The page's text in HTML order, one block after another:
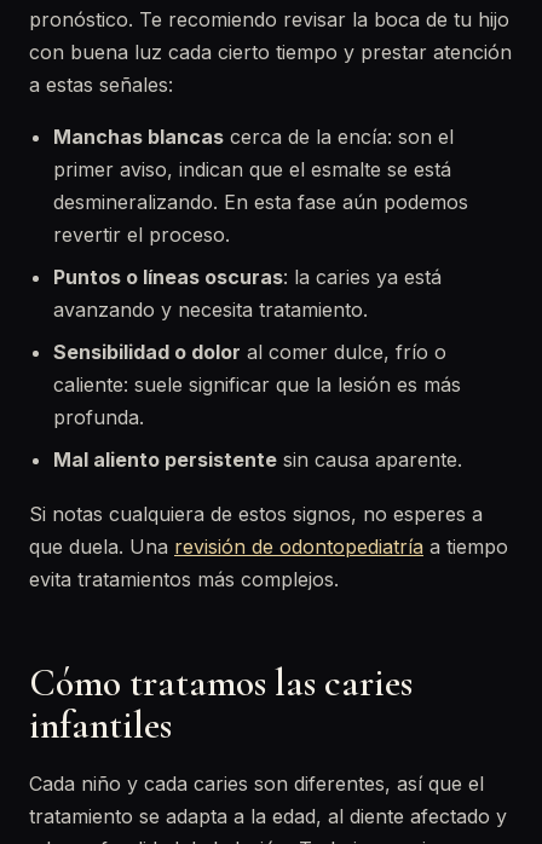
pronóstico. Te recomiendo revisar la boca de tu hijo
con buena luz cada cierto tiempo y prestar atención
a estas señales:
Manchas blancas cerca de la encía: son el
primer aviso, indican que el esmalte se está
desmineralizando. En esta fase aún podemos
revertir el proceso.
Puntos o líneas oscuras: la caries ya está
avanzando y necesita tratamiento.
Sensibilidad o dolor al comer dulce, frío o
caliente: suele significar que la lesión es más
profunda.
Mal aliento persistente sin causa aparente.
Si notas cualquiera de estos signos, no esperes a
que duela. Una revisión de odontopediatría a tiempo
evita tratamientos más complejos.
Cómo tratamos las caries
infantiles
Cada niño y cada caries son diferentes, así que el
tratamiento se adapta a la edad, al diente afectado y